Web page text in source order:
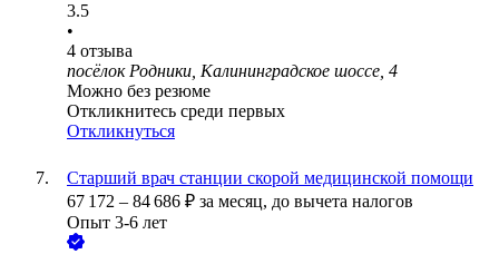
3.5
•
4 отзыва
посёлок Родники, Калининградское шоссе, 4
Можно без резюме
Откликнитесь среди первых
Откликнуться
Старший врач станции скорой медицинской помощи
67 172 – 84 686 ₽ за месяц, до вычета налогов
Опыт 3-6 лет